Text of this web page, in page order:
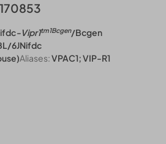
-Vipr1tm1Bcgen/Bcgen
6JNifdc
Aliases:VPAC1; VIP-R1